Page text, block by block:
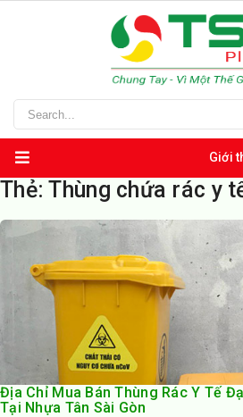
Giới
Thẻ:Thùng chứa rác y
Địa Chỉ Mua Bán Thùng Rác Y Tế
Tại Nhựa Tân Sài Gòn